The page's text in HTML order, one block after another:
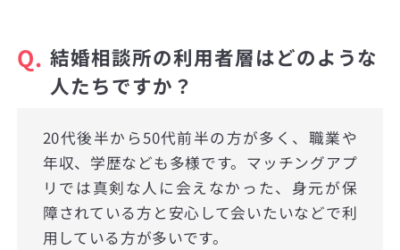
Q. 結婚相談所の利用者層はどのような
人たちですか？
20代後半から50代前半の方が多く、職業や
年収、学歴なども多様です。マッチングアプ
リでは真剣な人に会えなかった、身元が保
障されている方と安心して会いたいなどで利
用している方が多いです。